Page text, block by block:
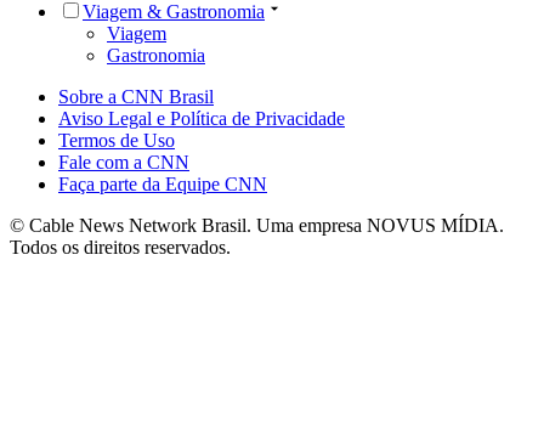
Viagem & Gastronomia
Viagem
Gastronomia
Sobre a CNN Brasil
Aviso Legal e Política de Privacidade
Termos de Uso
Fale com a CNN
Faça parte da Equipe CNN
© Cable News Network Brasil. Uma empresa NOVUS MÍDIA.
Todos os direitos reservados.